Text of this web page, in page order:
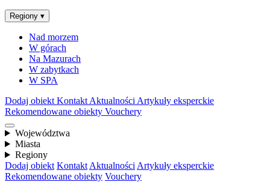
Regiony ▾
Nad morzem
W górach
Na Mazurach
W zabytkach
W SPA
Dodaj obiekt Kontakt Aktualności Artykuły eksperckie
Rekomendowane obiekty Vouchery
Województwa
Miasta
Regiony
Dodaj obiekt Kontakt Aktualności Artykuły eksperckie
Rekomendowane obiekty Vouchery